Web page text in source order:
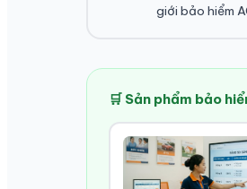
giới bảo hiểm
🛒 Sản phẩm bảo